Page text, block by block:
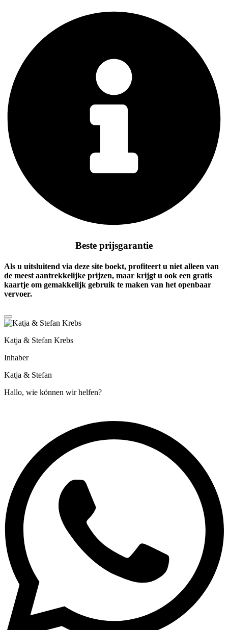
Beste prijsgarantie
Als u uitsluitend via deze site boekt, profiteert u niet alleen van
de meest aantrekkelijke prijzen, maar krijgt u ook een gratis
kaartje om gemakkelijk gebruik te maken van het openbaar
vervoer.
Katja & Stefan Krebs
Inhaber
Katja & Stefan
Hallo, wie können wir helfen?